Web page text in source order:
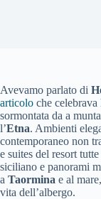
Avevamo parlato di
articolo che
sormontata da a
l’Etna. Ambienti
contemporaneo non
e suites del resort
siciliano e panorami
a Taormina e al
vita dell’albergo.